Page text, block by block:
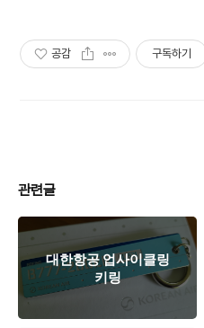
공감 구독하기
관련글
대한항공 업사이클링
키링